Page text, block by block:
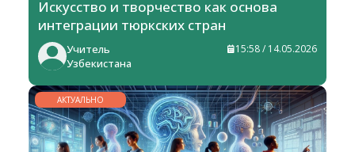
Искусство и творчество как основа
интеграции тюркских стран
Учитель
Узбекистана
15:58 / 14.05.2026
АКТУАЛЬНО